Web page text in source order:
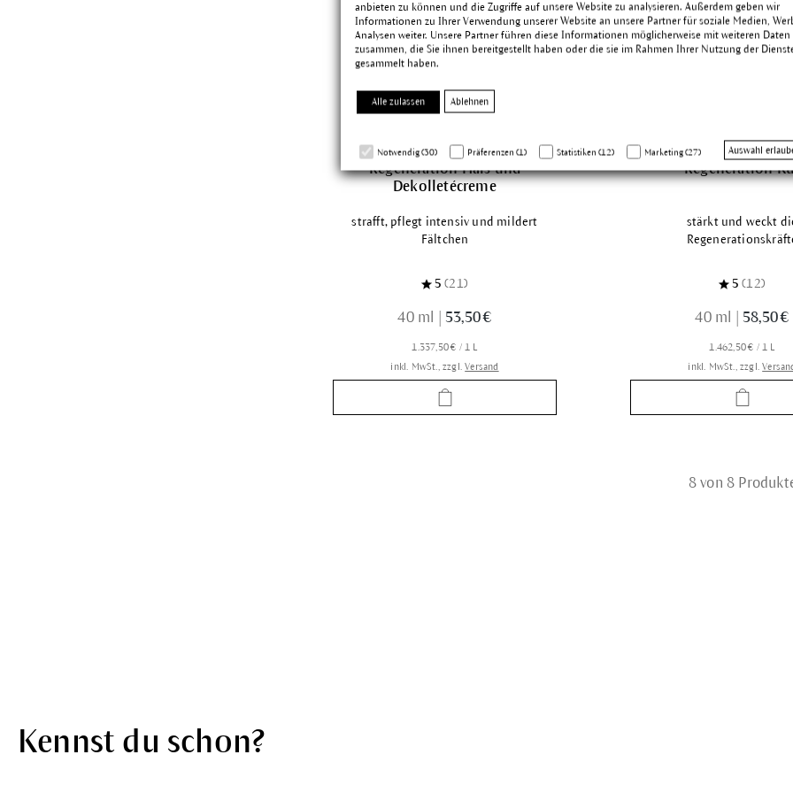
anbieten zu können und die Zugriffe auf unsere Website zu analysieren. Außerdem geben wir
Informationen zu Ihrer Verwendung unserer Website an unsere Partner für soziale Medien,
Analysen weiter. Unsere Partner führen diese Informationen möglicherweise mit weiteren Daten
zusammen, die Sie ihnen bereitgestellt haben oder die sie im Rahmen Ihrer Nutzung der
gesammelt haben.
Alle zulassen Ablehnen
Notwendig (30) Präferenzen (1) Statistiken (12) Marketing (27) Auswahl
Regeneration Hals und
Dekolletécreme
strafft, pflegt intensiv und mildert
Fältchen
5 (21)
40 ml 53,50 €
1.337,50 € / 1 L
inkl. MwSt., zzgl.Versand
Regeneration
stärkt und weckt
5 (12)
40 ml 58,50 €
1.462,50 € / 1 L
inkl. MwSt., zzgl.
8 von 8
Kennst du schon?